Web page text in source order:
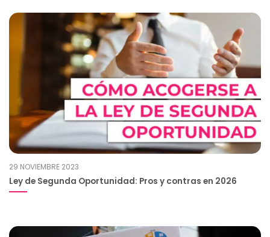
29 NOVIEMBRE 2023
Ley de Segunda Oportunidad: Pros y contras en 2026